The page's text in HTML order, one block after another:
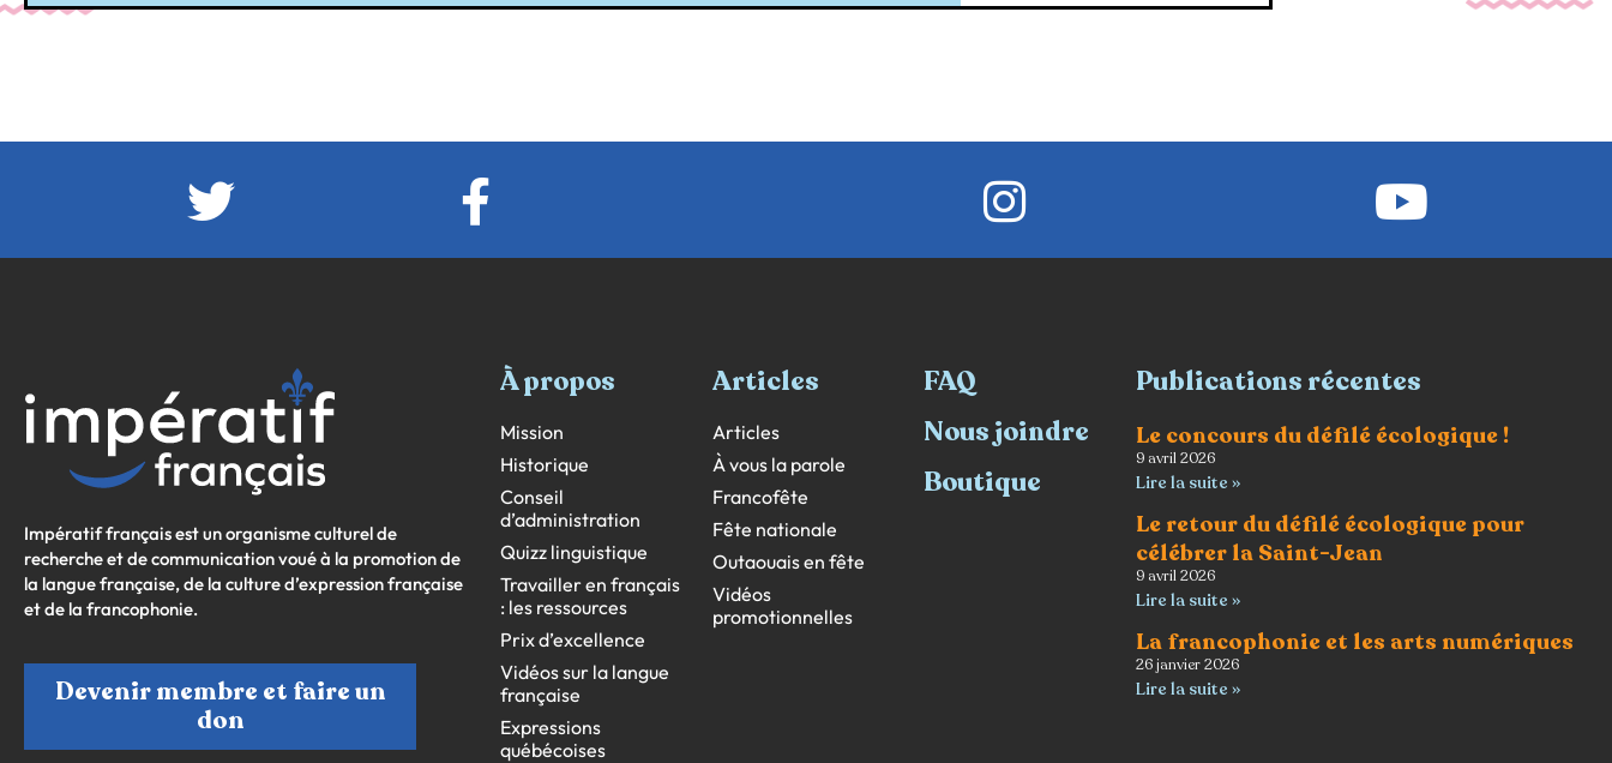
Impératif français est un organisme culturel de
recherche et de communication voué à la promotion de
la langue française, de la culture d’expression française
et de la francophonie.
Devenir membre et faire un
don
À propos
Mission
Historique
Conseil
d’administration
Quizz linguistique
Travailler en français
: les ressources
Prix d’excellence
Vidéos sur la langue
française
Expressions
québécoises
Articles
Articles
À vous la parole
Francofête
Fête nationale
Outaouais en fête
Vidéos
promotionnelles
FAQ
Nous joindre
Boutique
Publications récentes
Le concours du défilé écologique !
9 avril 2026
Lire la suite »
Le retour du défilé écologique pour
célébrer la Saint-Jean
9 avril 2026
Lire la suite »
La francophonie et les arts numériques
26 janvier 2026
Lire la suite »